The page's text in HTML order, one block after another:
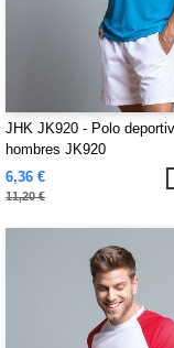
JHK JK920 - Polo
hombres JK920
6,36 €
11,20 €